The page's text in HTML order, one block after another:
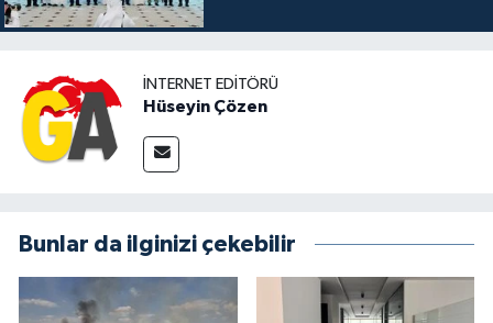
İNTERNET EDITÖRÜ
Hüseyin Çözen
Bunlar da ilginizi çekebilir